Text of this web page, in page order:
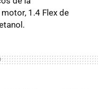
1.4 Flex de